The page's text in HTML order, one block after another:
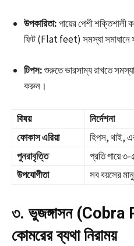
উপকারিতা:পায়ের পেশী শক্তিশালী
ফিট (Flat feet) সমস্যা সমাধানে
টিপস:শুরুতে ভারসাম্য রাখতে
করুন।
বিষয়
নির্দেশনা
ফোকাস এরিয়া
হিপস, থাই,
পুনরাবৃত্তি
প্রতি পায়ে ৩-
উপযোগীতা
সব বয়সের
৩. ভুজঙ্গাসন (Cobra
কোমরের ব্যথা নিরাময়